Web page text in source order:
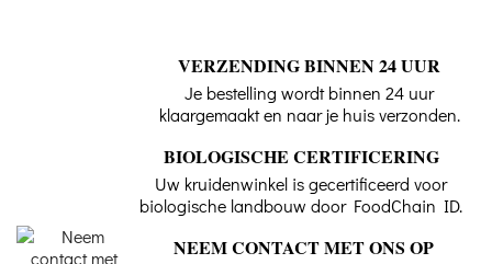
VERZENDING BINNEN 24 UUR
Je bestelling wordt binnen 24 uur
klaargemaakt en naar je huis verzonden.
BIOLOGISCHE CERTIFICERING
Uw kruidenwinkel is gecertificeerd voor
biologische landbouw door FoodChain ID.
NEEM CONTACT MET ONS OP